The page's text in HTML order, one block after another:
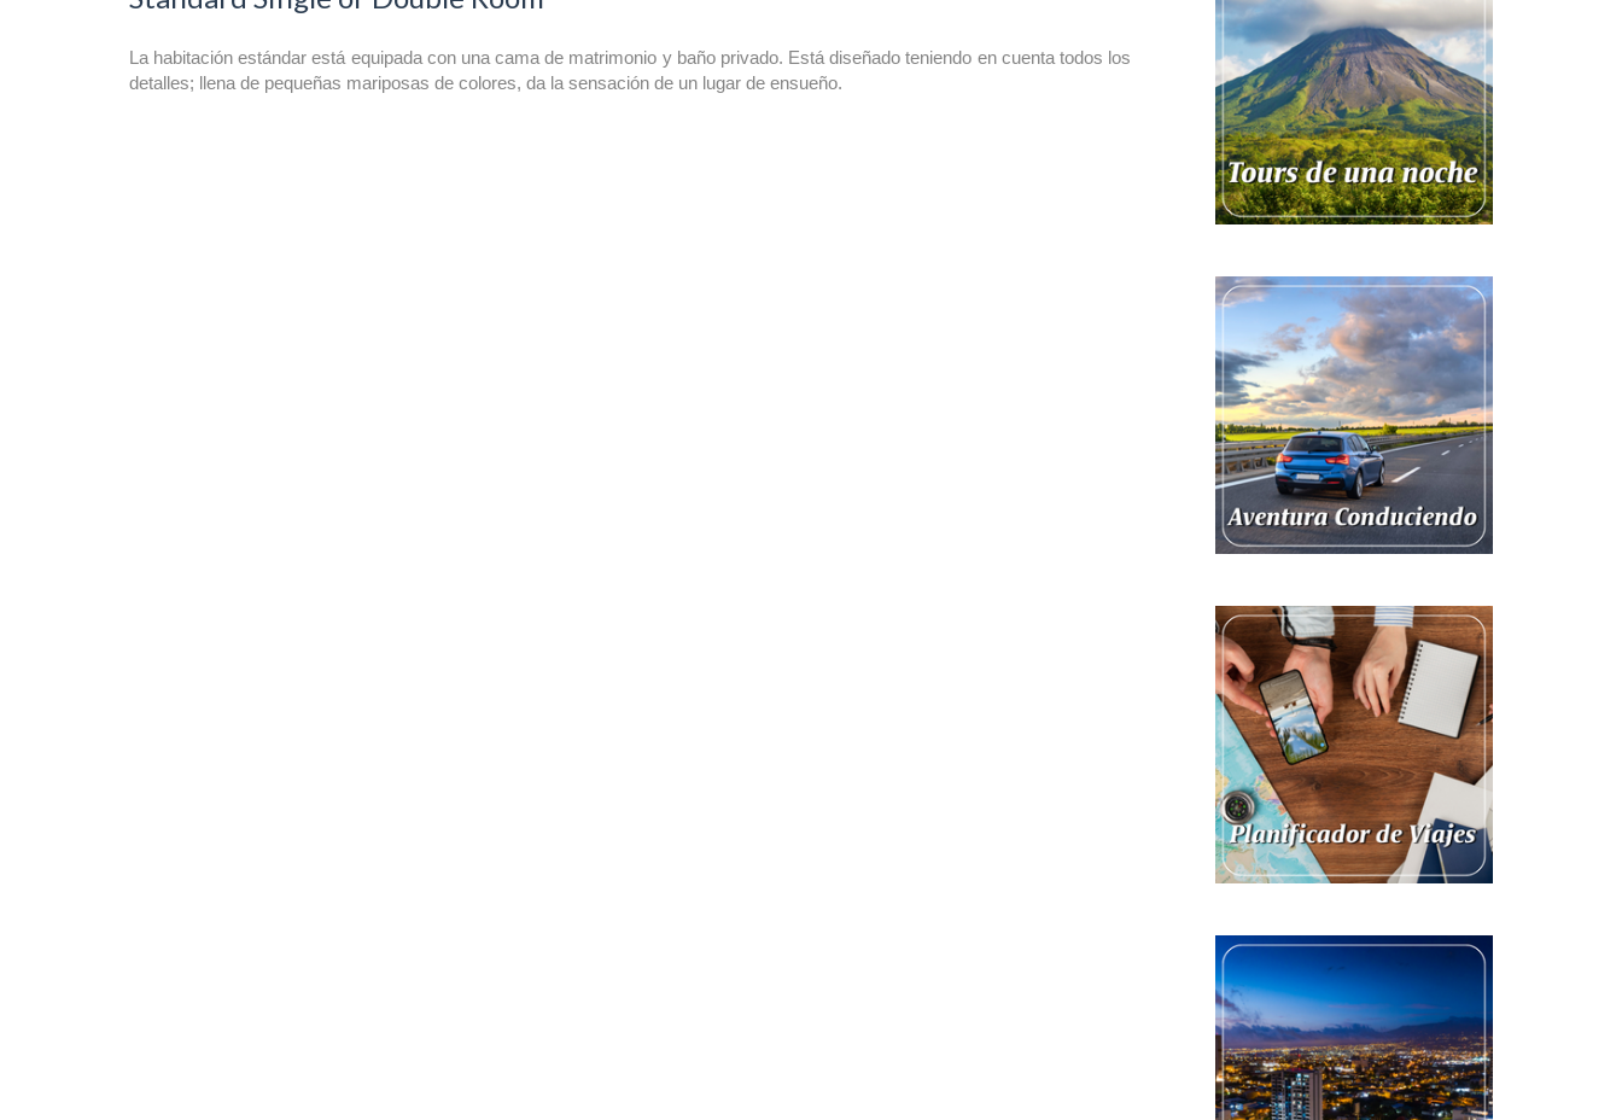
La habitación estándar está equipada con una cama de matrimonio y baño privado. Está diseñado teniendo en cuenta todos los
detalles; llena de pequeñas mariposas de colores, da la sensación de un lugar de ensueño.